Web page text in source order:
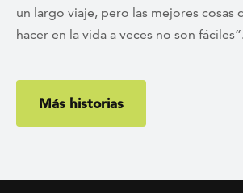
un largo viaje, pero las mejores cosas
hacer en la vida a veces no son fáciles”.
Más historias